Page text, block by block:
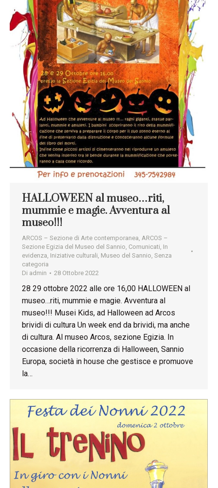
HALLOWEEN al museo…riti,
mummie e magie. Avventura al
museo!!!
ARCOS – Sezione di Arte contemporanea ARCOS –
Sezione Egizia del Museo del Sannio Comunicati In
evidenza Iniziative culturali Museo del Sannio Senza
categoria
Di admin 28 Ottobre 2022
28 29 ottobre 2022 alle ore 16,00 HALLOWEEN al
museo…riti, mummie e magie. Avventura al
museo!!! Musei Kids, ad Halloween ad Arcos
brividi di cultura Un week end da brividi, ma anche
di cultura. Al museo Arcos, sezione Egizia. In
occasione della ricorrenza di Halloween, Sannio
Europa, società in house che gestisce e promuove
la…